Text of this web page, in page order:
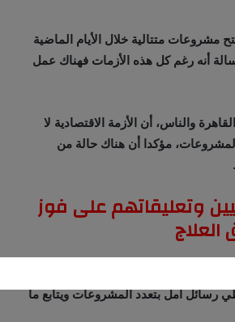
مشروعات متتالية خلال الأيام الماضية
أنه رغم كل هذه الأزمات فهناك عمل
والناس، أن الأزمة الاقتصادية لا
مؤكدا أن هناك حالة من
وتعليقاتهم على فوز
رسالة أمل وتعنى أن الأزمة لا تعني
رسائل أمل بتعدد المشروعات ويتابع ما